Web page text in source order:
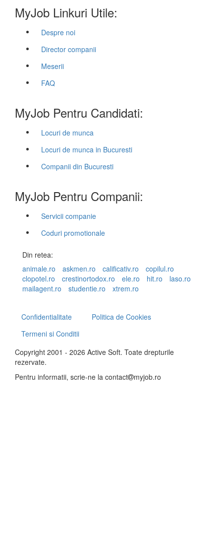
MyJob Linkuri Utile:
Despre noi
Director companii
Meserii
FAQ
MyJob Pentru Candidati:
Locuri de munca
Locuri de munca in Bucuresti
Companii din Bucuresti
MyJob Pentru Companii:
Servicii companie
Coduri promotionale
Din retea:
animale.ro
askmen.ro calificativ.ro
copilul.ro
clopotel.ro
crestinortodox.ro ele.ro hit.ro
laso.ro
mailagent.ro
studentie.ro xtrem.ro
Confidentialitate
Politica de Cookies
Termeni si Conditii
Copyright 2001 - 2026 Active Soft. Toate drepturile
rezervate.
Pentru informatii, scrie-ne la contact myjob.ro